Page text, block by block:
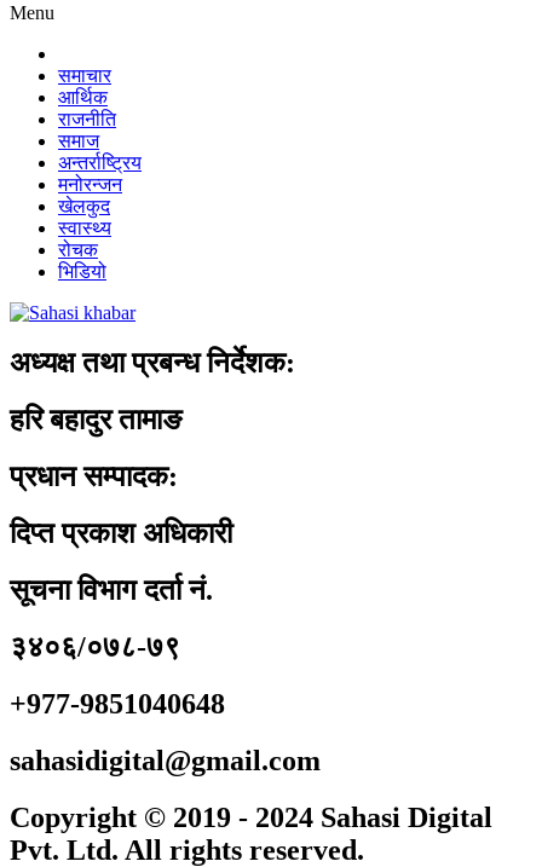
Menu
समाचार
आर्थिक
राजनीति
समाज
अन्तर्राष्ट्रिय
मनोरन्जन
खेलकुद
स्वास्थ्य
रोचक
भिडियो
अध्यक्ष तथा प्रबन्ध निर्देशक:
हरि बहादुर तामाङ
प्रधान सम्पादक:
दिप्त प्रकाश अधिकारी
सूचना विभाग दर्ता नं.
३४०६/०७८-७९
+977-9851040648
sahasidigital@gmail.com
Copyright © 2019 - 2024 Sahasi Digital
Pvt. Ltd. All rights reserved.